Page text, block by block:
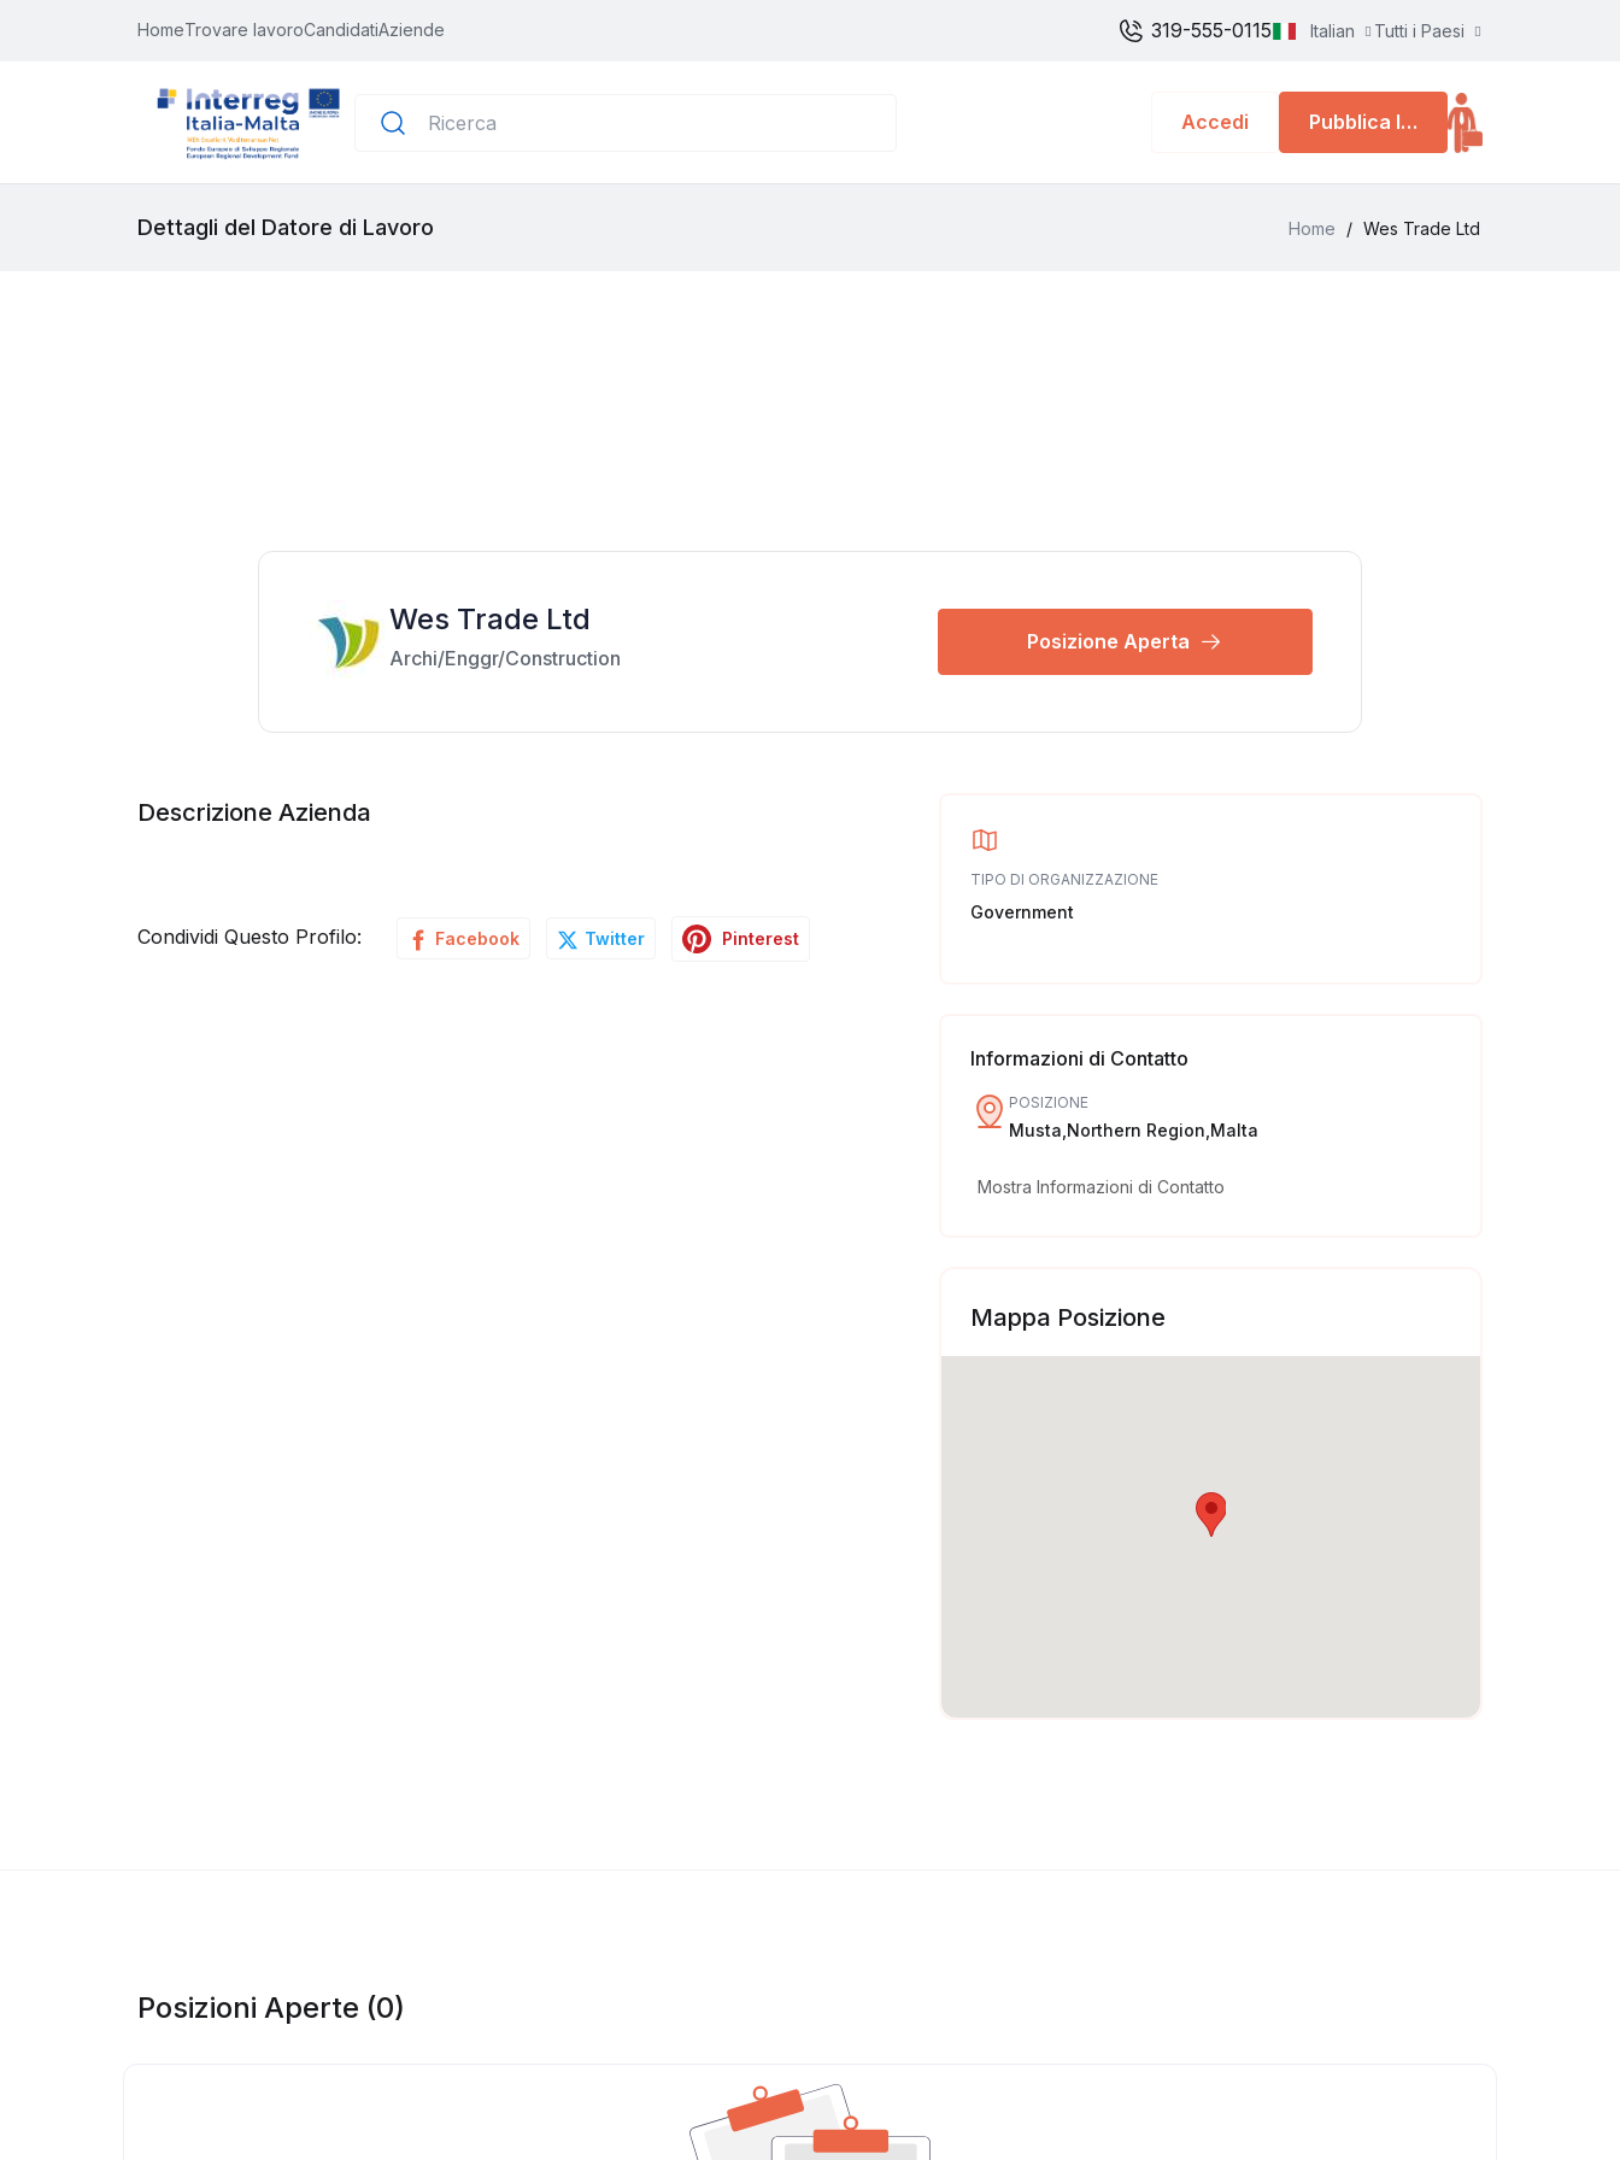
HomeTrovare lavoroCandidatiAziende 319-555-0115 Italian Tutti i Paesi
Accedi Pubblica lavoro
Dettagli del Datore di Lavoro Home / Wes Trade Ltd
Wes Trade Ltd
Archi/Enggr/Construction
Posizione Aperta
Descrizione Azienda
Condividi Questo Profilo: Facebook Twitter Pinterest
TIPO DI ORGANIZZAZIONE
Government
Informazioni di Contatto
POSIZIONE
Musta,Northern Region,Malta
Mostra Informazioni di Contatto
Mappa Posizione
Posizioni Aperte (0)